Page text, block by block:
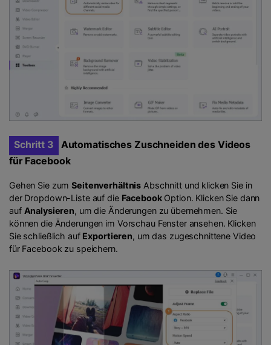
Schritt 3
Automatisches Zuschneiden des Videos
für Facebook
Gehen Sie zumSeitenverhältnis Abschnitt und klicken Sie in
der Dropdown-Liste auf die FacebookOption. Klicken Sie dann
auf Analysieren, um die Änderungen zu übernehmen. Sie
können die Änderungen im Vorschau Fenster ansehen. Klicken
Sie schließlich auf Exportieren, um das zugeschnittene Video
für Facebook zu speichern.